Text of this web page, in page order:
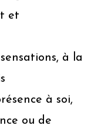
et
à la
à soi,
ou de